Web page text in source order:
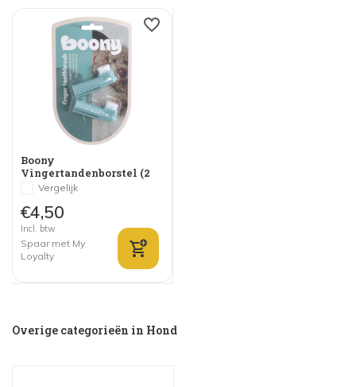
Boony
Vingertandenborstel (2
stuks)
Vergelijk
€4,50
Incl. btw
Spaar met My
Loyalty
Overige categorieën in Hond